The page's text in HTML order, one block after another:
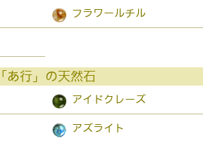
フラワールチル
「あ行」の天然石
アイドクレーズ
アズライト